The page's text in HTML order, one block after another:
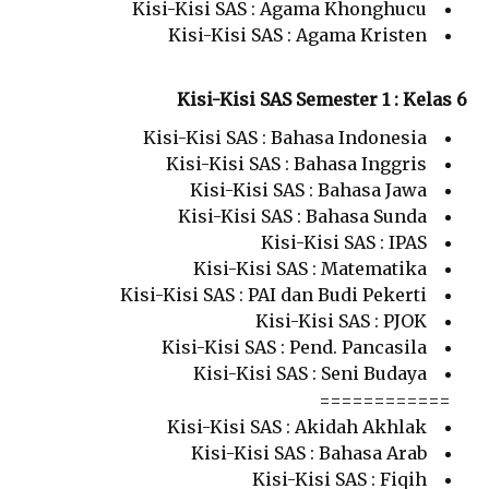
Kisi-Kisi SAS : Agama Khonghucu
Kisi-Kisi SAS : Agama Kristen
Kisi-Kisi SAS Semester 1 : Kelas 6
Kisi-Kisi SAS : Bahasa Indonesia
Kisi-Kisi SAS : Bahasa Inggris
Kisi-Kisi SAS : Bahasa Jawa
Kisi-Kisi SAS : Bahasa Sunda
Kisi-Kisi SAS : IPAS
Kisi-Kisi SAS : Matematika
Kisi-Kisi SAS : PAI dan Budi Pekerti
Kisi-Kisi SAS : PJOK
Kisi-Kisi SAS : Pend. Pancasila
Kisi-Kisi SAS : Seni Budaya
============
Kisi-Kisi SAS : Akidah Akhlak
Kisi-Kisi SAS : Bahasa Arab
Kisi-Kisi SAS : Fiqih